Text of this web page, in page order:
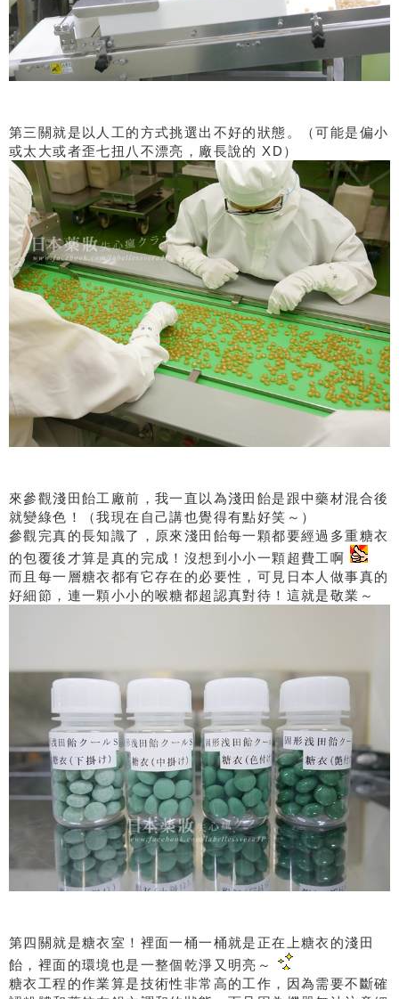
第三關就是以人工的方式挑選出不好的狀態。（可能是偏小
或太大或者歪七扭八不漂亮，廠長說的 XD）
來參觀淺田飴工廠前，我一直以為淺田飴是跟中藥材混合後
就變綠色！（我現在自己講也覺得有點好笑～）
參觀完真的長知識了，原來淺田飴每一顆都要經過多重糖衣
的包覆後才算是真的完成！沒想到小小一顆超費工啊
而且每一層糖衣都有它存在的必要性，可見日本人做事真的
好細節，連一顆小小的喉糖都超認真對待！這就是敬業～
第四關就是糖衣室！裡面一桶一桶就是正在上糖衣的淺田
飴，裡面的環境也是一整個乾淨又明亮～
糖衣工程的作業算是技術性非常高的工作，因為需要不斷確